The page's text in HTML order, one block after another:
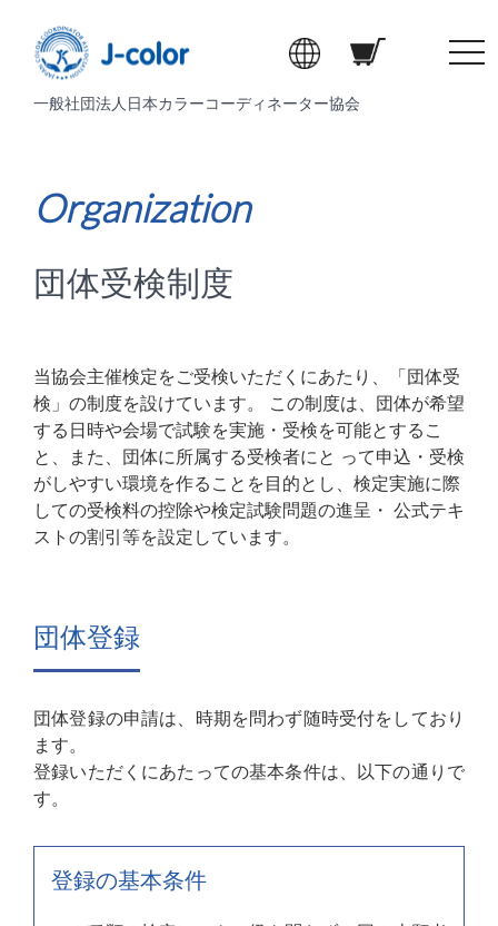
一般社団法人日本カラーコーディネーター協会
t
t
i
n
Organization
団体受検制度
当協会主催検定をご受検いただくにあたり、「団体受
検」の制度を設けています。 この制度は、団体が希望
する⽇時や会場で試験を実施・受検を可能とするこ
と、また、団体に所属する受検者にと って申込・受検
がしやすい環境を作ることを⽬的とし、検定実施に際
しての受検料の控除や検定試験問題の進呈・ 公式テキ
ストの割引等を設定しています。
団体登録
団体登録の申請は、時期を問わず随時受付をしており
ます。
登録いただくにあたっての基本条件は、以下の通りで
す。
登録の基本条件